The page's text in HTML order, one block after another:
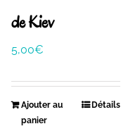
de Kiev
5,00€
Ajouter au
panier
Détails